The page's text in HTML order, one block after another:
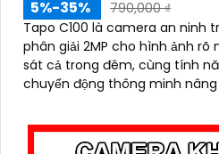
5%-35%
790,000 ₫
Tapo C100 là camera an ninh
phân giải 2MP cho hình ảnh
sát cả trong đêm, cùng tính
chuyển động thông minh nâng cao khả
đến sự an tâm trọn vẹn chỉ